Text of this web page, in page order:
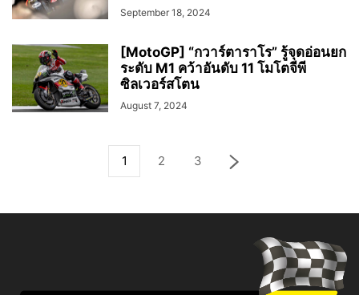
September 18, 2024
[MotoGP] “กวาร์ตาราโร” รู้จุดอ่อนยก
ระดับ M1 คว้าอันดับ 11 โมโตจีพี
ซิลเวอร์สโตน
August 7, 2024
1 2 3